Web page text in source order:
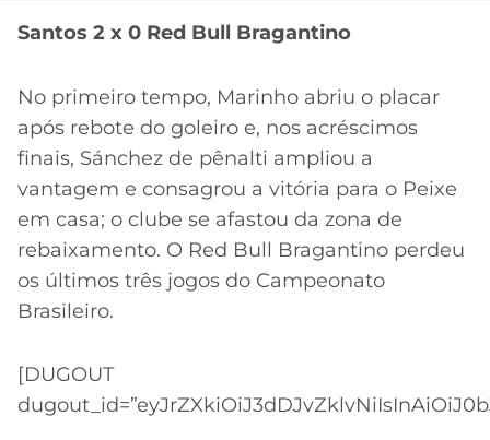
Santos 2 x 0 Red Bull Bragantino
No primeiro tempo, Marinho abriu o placar
após rebote do goleiro e, nos acréscimos
finais, Sánchez de pênalti ampliou a
vantagem e consagrou a vitória para o Peixe
em casa; o clube se afastou da zona de
rebaixamento. O Red Bull Bragantino perdeu
os últimos três jogos do Campeonato
Brasileiro.
[DUGOUT